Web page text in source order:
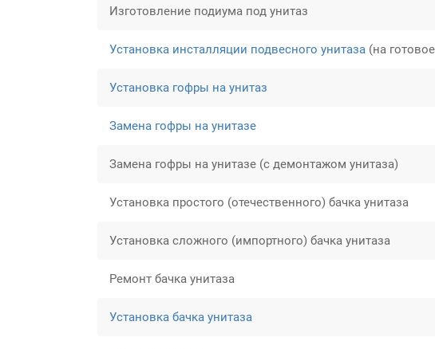
Изготовление подиума под унитаз
Установка инсталляции подвесного унитаза (на
Установка гофры на унитаз
Замена гофры на унитазе
Замена гофры на унитазе (с демонтажом унитаза)
Установка простого (отечественного) бачка унитаза
Установка сложного (импортного) бачка унитаза
Ремонт бачка унитаза
Установка бачка унитаза